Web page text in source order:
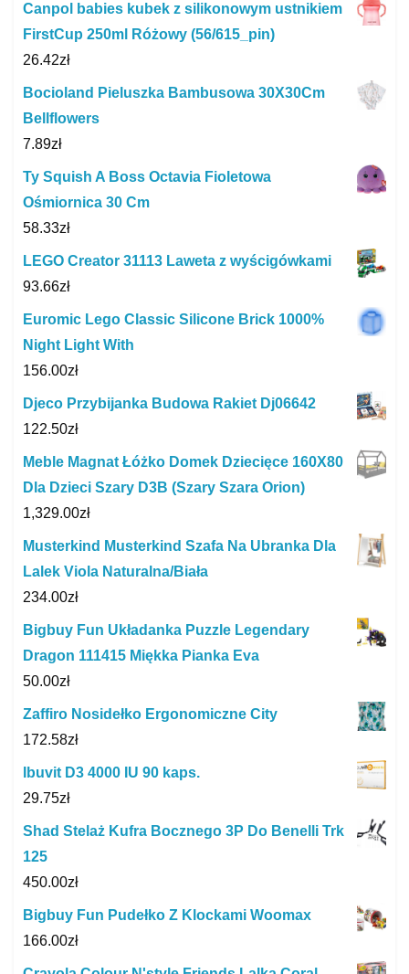
Canpol babies kubek z silikonowym ustnikiem
FirstCup 250ml Różowy (56/615_pin)
26.42zł
Bocioland Pieluszka Bambusowa 30X30Cm
Bellflowers
7.89zł
Ty Squish A Boss Octavia Fioletowa
Ośmiornica 30 Cm
58.33zł
LEGO Creator 31113 Laweta z wyścigówkami
93.66zł
Euromic Lego Classic Silicone Brick 1000%
Night Light With
156.00zł
Djeco Przybijanka Budowa Rakiet Dj06642
122.50zł
Meble Magnat Łóżko Domek Dziecięce 160X80
Dla Dzieci Szary D3B (Szary Szara Orion)
1,329.00zł
Musterkind Musterkind Szafa Na Ubranka Dla
Lalek Viola Naturalna/Biała
234.00zł
Bigbuy Fun Układanka Puzzle Legendary
Dragon 111415 Miękka Pianka Eva
50.00zł
Zaffiro Nosidełko Ergonomiczne City
172.58zł
Ibuvit D3 4000 IU 90 kaps.
29.75zł
Shad Stelaż Kufra Bocznego 3P Do Benelli Trk
125
450.00zł
Bigbuy Fun Pudełko Z Klockami Woomax
166.00zł